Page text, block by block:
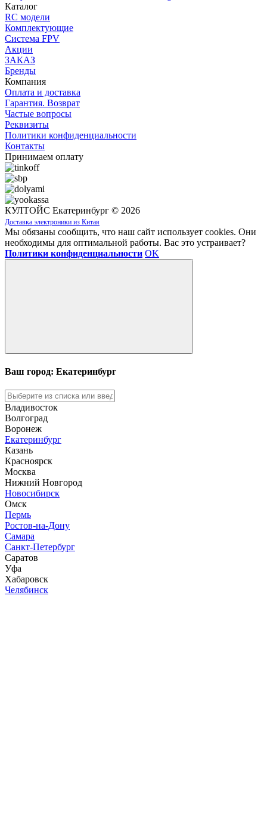
Каталог
RC модели
Комплектующие
Система FPV
Акции
ЗАКАЗ
Бренды
Компания
Оплата и доставка
Гарантия. Возврат
Частые вопросы
Реквизиты
Политики конфиденциальности
Контакты
Принимаем оплату
КУЛТОЙС Екатеринбург © 2026
Доставка электроники из Китая
Мы обязаны сообщить, что наш сайт использует cookies. Они
необходимы для оптимальной работы. Вас это устраивает?
Политики конфиденциальности OK
Ваш город: Екатеринбург
Владивосток
Волгоград
Воронеж
Екатеринбург
Казань
Красноярск
Москва
Нижний Новгород
Новосибирск
Омск
Пермь
Ростов-на-Дону
Самара
Санкт-Петербург
Саратов
Уфа
Хабаровск
Челябинск